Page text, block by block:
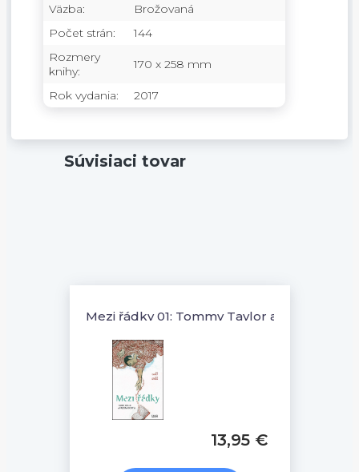
Väzba:
Brožovaná
Počet strán:
144
Rozmery
knihy:
170 x 258 mm
Rok vydania: 2017
Súvisiaci tovar
Mezi řádky 01: Tommy Taylor a falešná
13,95 €